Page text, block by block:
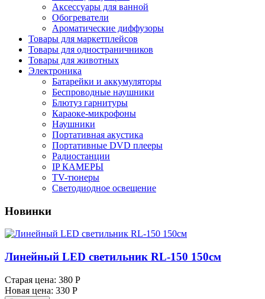
Аксессуары для ванной
Обогреватели
Ароматические диффузоры
Товары для маркетплейсов
Товары для одностраничников
Товары для животных
Электроника
Батарейки и аккумуляторы
Беспроводные наушники
Блютуз гарнитуры
Караоке-микрофоны
Наушники
Портативная акустика
Портативные DVD плееры
Радиостанции
IP КАМЕРЫ
TV-тюнеры
Светодиодное освещение
Новинки
Линейный LED светильник RL-150 150см
Старая цена: 380 Р
Новая цена: 330 Р